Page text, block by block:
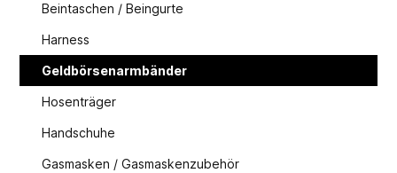
Beintaschen / Beingurte
Harness
Geldbörsenarmbänder
Hosenträger
Handschuhe
Gasmasken / Gasmaskenzubehör